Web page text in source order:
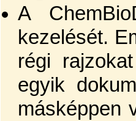
A
kezelését.
régi
egyik
másképpen